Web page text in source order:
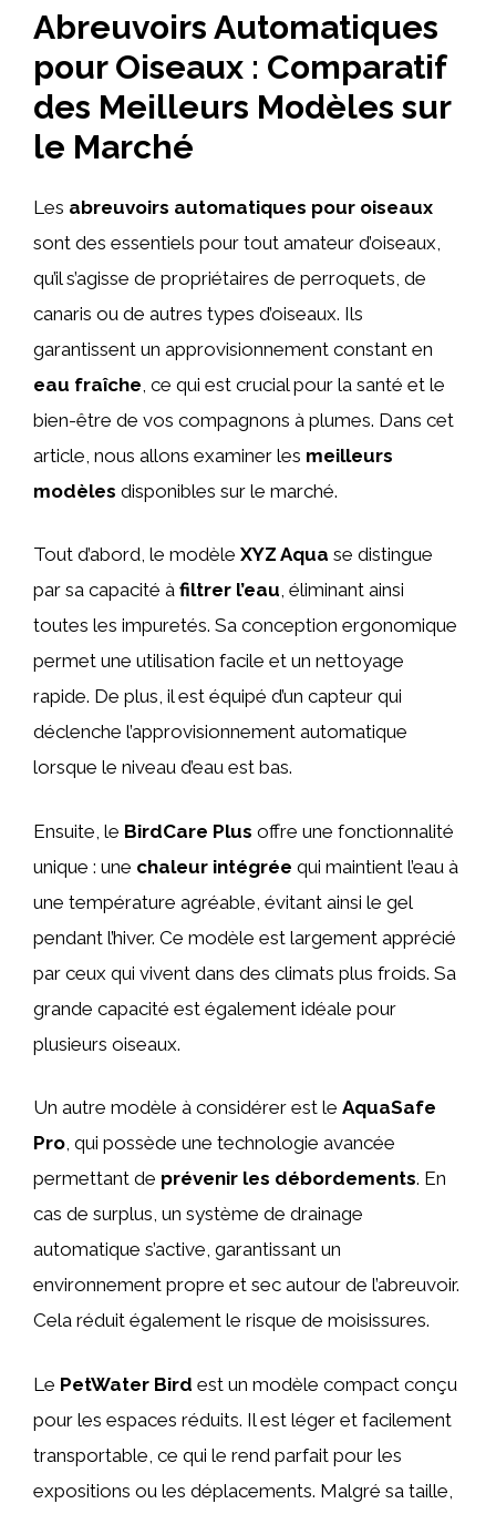
Abreuvoirs Automatiques
pour Oiseaux : Comparatif
des Meilleurs Modèles sur
le Marché
Les abreuvoirs automatiques pour oiseaux
sont des essentiels pour tout amateur d’oiseaux,
qu’il s’agisse de propriétaires de perroquets, de
canaris ou de autres types d’oiseaux. Ils
garantissent un approvisionnement constant en
eau fraîche , ce qui est crucial pour la santé et le
bien-être de vos compagnons à plumes. Dans cet
article, nous allons examiner les meilleurs
modèles disponibles sur le marché.
Tout d’abord, le modèle XYZ Aqua se distingue
par sa capacité à filtrer l’eau, éliminant ainsi
toutes les impuretés. Sa conception ergonomique
permet une utilisation facile et un nettoyage
rapide. De plus, il est équipé d’un capteur qui
déclenche l’approvisionnement automatique
lorsque le niveau d’eau est bas.
Ensuite, le BirdCare Plus offre une fonctionnalité
unique : une chaleur intégrée qui maintient l’eau à
une température agréable, évitant ainsi le gel
pendant l’hiver. Ce modèle est largement apprécié
par ceux qui vivent dans des climats plus froids. Sa
grande capacité est également idéale pour
plusieurs oiseaux.
Un autre modèle à considérer est le AquaSafe
Pro, qui possède une technologie avancée
permettant de prévenir les débordements. En
cas de surplus, un système de drainage
automatique s’active, garantissant un
environnement propre et sec autour de l’abreuvoir.
Cela réduit également le risque de moisissures.
Le PetWater Bird est un modèle compact conçu
pour les espaces réduits. Il est léger et facilement
transportable, ce qui le rend parfait pour les
expositions ou les déplacements. Malgré sa taille,